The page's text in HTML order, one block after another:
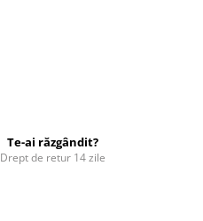
Te-ai răzgândit?
Drept de retur 14 zile